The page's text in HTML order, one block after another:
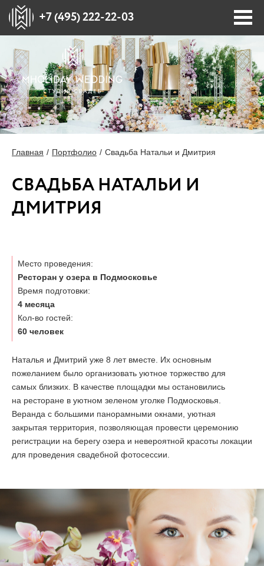
+7 (495) 222-22-03
ПОРТФОЛИО
ПЛОЩАДКИ
СТОИМОСТЬ
ОТЗЫВЫ
Главная Портфолио Свадьба Натальи и Дмитрия
СВАДЬБА НАТАЛЬИ И
ДМИТРИЯ
Место проведения:
Ресторан у озера в Подмосковье
Время подготовки:
4 месяца
Кол-во гостей:
60 человек
Наталья и Дмитрий уже 8 лет вместе. Их основным
пожеланием было организовать уютное торжество для
самых близких. В качестве площадки мы остановились
на ресторане в уютном зеленом уголке Подмосковья.
Веранда с большими панорамными окнами, уютная
закрытая территория, позволяющая провести церемонию
регистрации на берегу озера и невероятной красоты локации
для проведения свадебной фотосессии.